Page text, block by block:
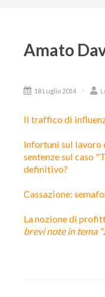
Amato
18 Luglio 2014
Il traffico di
Infortuni sul lavoro
sentenze sul caso
definitivo?
Cassazione:
La nozione di
brevi note in tema